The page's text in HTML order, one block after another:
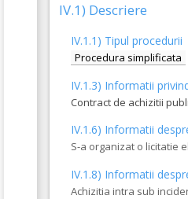
IV.1) Descriere
IV.1.1) Tipul procedurii
Procedura simplificata
IV.1.3) Informatii
Contract de achizitii
IV.1.6) Informatii
S-a organizat o licitatie
IV.1.8) Informatii
Achizitia intra sub